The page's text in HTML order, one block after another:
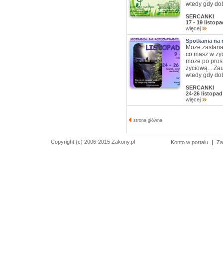
wtedy gdy
SERCANKI
17 - 19
więcej
Spotkania na
Może
co masz w
może po
życiową...
wtedy gdy
SERCANKI
24-26
więcej
strona główna
Copyright (c) 2006-2015 Zakony.pl Konto w portalu |